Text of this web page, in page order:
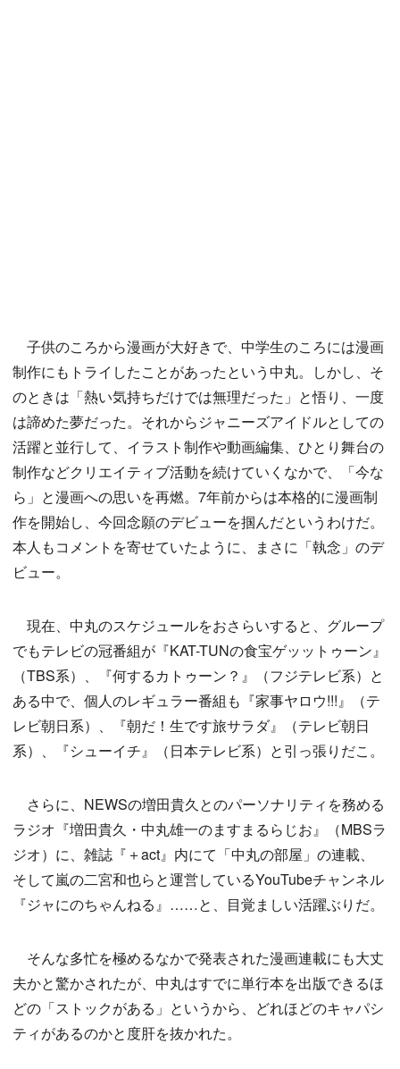
子供のころから漫画が大好きで、中学生のころには漫画
制作にもトライしたことがあったという中丸。しかし、そ
のときは「熱い気持ちだけでは無理だった」と悟り、一度
は諦めた夢だった。それからジャニーズアイドルとしての
活躍と並行して、イラスト制作や動画編集、ひとり舞台の
制作などクリエイティブ活動を続けていくなかで、「今な
ら」と漫画への思いを再燃。7年前からは本格的に漫画制
作を開始し、今回念願のデビューを掴んだというわけだ。
本人もコメントを寄せていたように、まさに「執念」のデ
ビュー。
現在、中丸のスケジュールをおさらいすると、グループ
でもテレビの冠番組が『KAT-TUNの食宝ゲッットゥーン』
（TBS系）、『何するカトゥーン？』（フジテレビ系）と
ある中で、個人のレギュラー番組も『家事ヤロウ!!!』（テ
レビ朝日系）、『朝だ！生です旅サラダ』（テレビ朝日
系）、『シューイチ』（日本テレビ系）と引っ張りだこ。
さらに、NEWSの増田貴久とのパーソナリティを務める
ラジオ『増田貴久・中丸雄一のますまるらじお』（MBSラ
ジオ）に、雑誌『＋act』内にて「中丸の部屋」の連載、
そして嵐の二宮和也らと運営しているYouTubeチャンネル
『ジャにのちゃんねる』……と、目覚ましい活躍ぶりだ。
そんな多忙を極めるなかで発表された漫画連載にも大丈
夫かと驚かされたが、中丸はすでに単行本を出版できるほ
どの「ストックがある」というから、どれほどのキャパシ
ティがあるのかと度肝を抜かれた。